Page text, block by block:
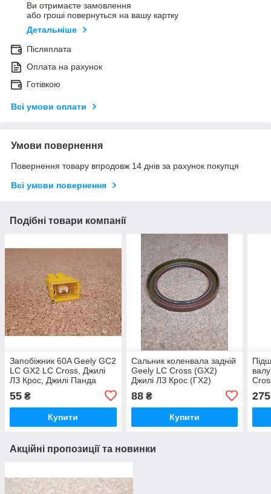
Ви отримаєте замовлення
або гроші повернуться на вашу картку
Детальніше
Післяплата
Оплата на рахунок
Готівкою
Всі умови оплати
Умови повернення
Повернення товару впродовж 14 днів за рахунок покупця
Всі умови повернення
Подібні товари компанії
Запобіжник 60A Geely GC2
LC GX2 LC Cross, Джилі
ЛЗ Крос, Джилі Панда
55 ₴
Купити
Сальник коленвала задній
Geely LC Cross (GX2)
Джилі ЛЗ Крос (ГХ2)
88₴
Купити
275
Акційні пропозиції та новинки